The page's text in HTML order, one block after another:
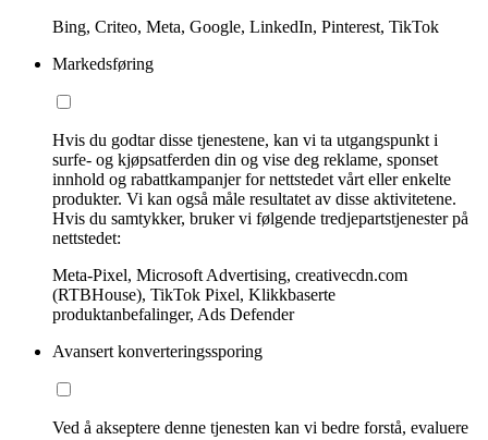
Bing, Criteo, Meta, Google, LinkedIn, Pinterest, TikTok
Markedsføring
Hvis du godtar disse tjenestene, kan vi ta utgangspunkt i
surfe- og kjøpsatferden din og vise deg reklame, sponset
innhold og rabattkampanjer for nettstedet vårt eller enkelte
produkter. Vi kan også måle resultatet av disse aktivitetene.
Hvis du samtykker, bruker vi følgende tredjepartstjenester på
nettstedet:
Meta-Pixel, Microsoft Advertising, creativecdn.com
(RTBHouse), TikTok Pixel, Klikkbaserte
produktanbefalinger, Ads Defender
Avansert konverteringssporing
Ved å akseptere denne tjenesten kan vi bedre forstå, evaluere